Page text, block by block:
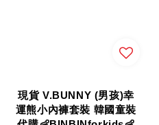
現貨 V.BUNNY (男孩)幸
運熊小內褲套裝 韓國童裝